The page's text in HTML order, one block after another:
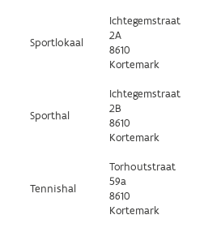
Sportlokaal
Ichtegemstraat
2A
8610
Kortemark
Sporthal
Ichtegemstraat
2B
8610
Kortemark
Tennishal
Torhoutstraat
59a
8610
Kortemark